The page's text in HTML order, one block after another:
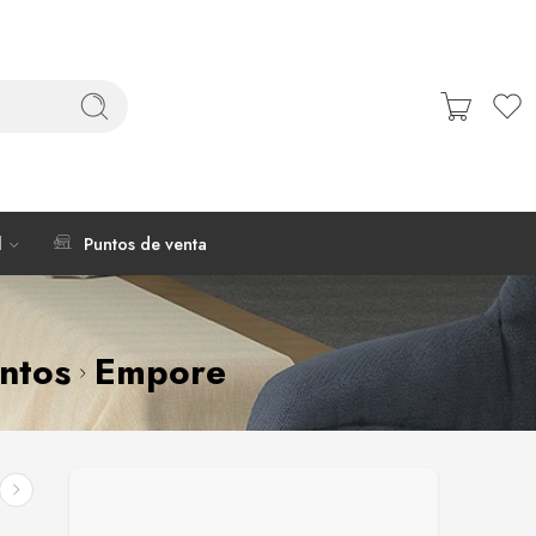
Puntos de venta
Empore